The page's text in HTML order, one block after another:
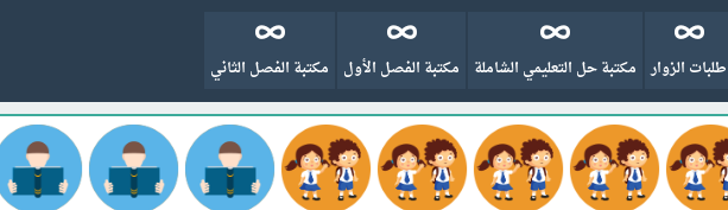
طلبات الزوار مكتبة حل التعليمي الشاملة مكتبة الفصل الأول مكتبة الفصل الثاني